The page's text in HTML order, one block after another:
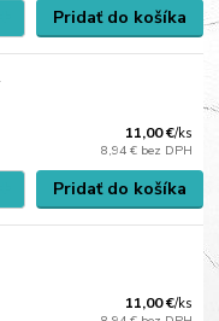
Pridať do košíka
11,00 €/ks
8,94 € bez DPH
Pridať do košíka
11,00 €/ks